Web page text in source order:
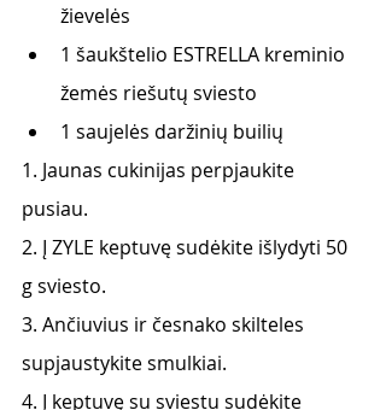
žievelės
1 šaukštelio ESTRELLA kreminio
žemės riešutų sviesto
1 saujelės daržinių builių
1. Jaunas cukinijas perpjaukite
pusiau.
2. Į ZYLE keptuvę sudėkite išlydyti 50
g sviesto.
3. Ančiuvius ir česnako skilteles
supjaustykite smulkiai.
4. Į keptuvę su sviestu sudėkite